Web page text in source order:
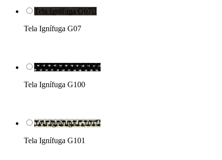
Tela Ignífuga G07
Tela Ignífuga G07
Tela Ignífuga G100
Tela Ignífuga G100
Tela Ignífuga G101
Tela Ignífuga G101